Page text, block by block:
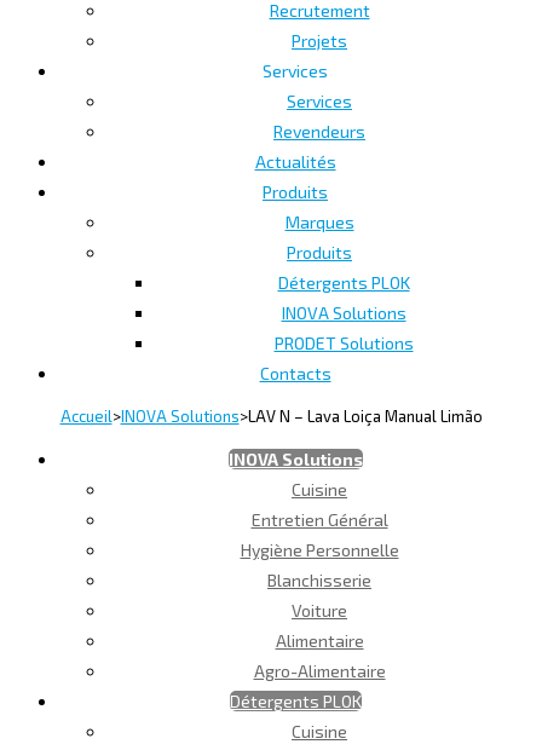
Recrutement
Projets
Services
Services
Revendeurs
Actualités
Produits
Marques
Produits
Détergents PLOK
INOVA Solutions
PRODET Solutions
Contacts
Accueil>INOVA Solutions>LAV N – Lava Loiça Manual Limão
INOVA Solutions
Cuisine
Entretien Général
Hygiène Personnelle
Blanchisserie
Voiture
Alimentaire
Agro-Alimentaire
Détergents PLOK
Cuisine